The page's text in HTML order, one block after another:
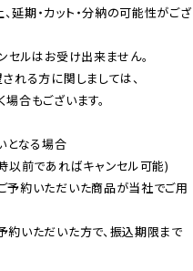
期・カット・分納の可能性がござ
セルはお受け出来ません。
れる方に関しましては、
合もございます。
となる場合
以前であればキャンセル可能)
予約いただいた商品が当社でご用
約いただいた方で、振込期限まで